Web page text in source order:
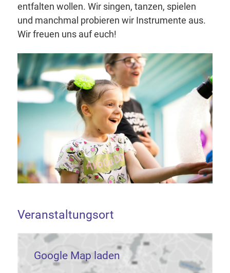
entfalten wollen. Wir singen, tanzen, spielen
und manchmal probieren wir Instrumente aus.
Wir freuen uns auf euch!
Veranstaltungsort
Google Map laden